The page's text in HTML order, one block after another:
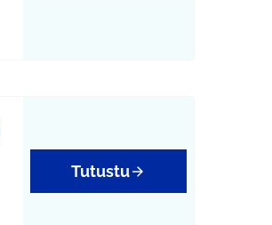
Tutustu